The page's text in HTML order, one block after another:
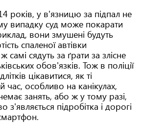
років, у в'язницю за підпал не
випадку суд може покарати
вони змушені будуть
спаленої автівки
самі сядуть за ґрати за злісне
обов'язків. Тож в поліції
цікавитися, як ті
час, особливо на канікулах,
занять, або ж у тому разі,
з'являється підробітка і дорогі